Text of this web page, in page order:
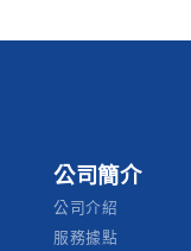
公司簡介
公司介紹
服務據點